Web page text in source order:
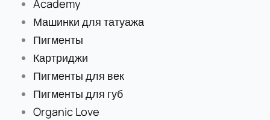
Academy
Машинки для татуажа
Пигменты
Картриджи
Пигменты для век
Пигменты для губ
Organic Love